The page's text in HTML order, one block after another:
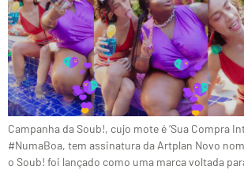
Campanha da Soub!, cujo mote é ‘Sua Compra
#NumaBoa, tem assinatura da Artplan Novo
o Soub! foi lançado como uma marca voltada